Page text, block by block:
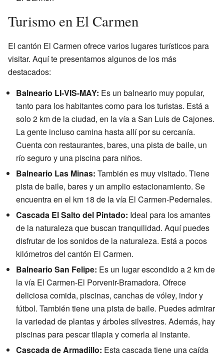
Turismo en El Carmen
El cantón El Carmen ofrece varios lugares turísticos para
visitar. Aquí te presentamos algunos de los más
destacados:
Balneario LI-VIS-MAY: Es un balneario muy popular,
tanto para los habitantes como para los turistas. Está a
solo 2 km de la ciudad, en la vía a San Luis de Cajones.
La gente incluso camina hasta allí por su cercanía.
Cuenta con restaurantes, bares, una pista de baile, un
río seguro y una piscina para niños.
Balneario Las Minas: También es muy visitado. Tiene
pista de baile, bares y un amplio estacionamiento. Se
encuentra en el km 18 de la vía El Carmen-Pedernales.
Cascada El Salto del Pintado: Ideal para los amantes
de la naturaleza que buscan tranquilidad. Aquí puedes
disfrutar de los sonidos de la naturaleza. Está a pocos
kilómetros del cantón El Carmen.
Balneario San Felipe: Es un lugar escondido a 2 km de
la vía El Carmen-El Porvenir-Bramadora. Ofrece
deliciosa comida, piscinas, canchas de vóley, indor y
fútbol. También tiene una pista de baile. Puedes admirar
la variedad de plantas y árboles silvestres. Además, hay
piscinas para pescar tilapia y comerla al instante.
Cascada de Armadillo: Esta cascada tiene una caída